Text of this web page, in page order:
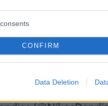
CONFIRM
Data Deletion
πολέμου, με τον
της εδαφικής
είναι το «Ιερό
s1k0xHozTy